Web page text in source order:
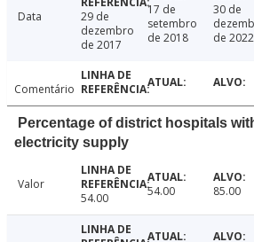
Data
29 de
dezembro
de 2017
17 de
setembro
de 2018
30 de
de 2022
Comentário
Percentage of district hospitals
electricity supply
Valor
54.00
54.00 85.00